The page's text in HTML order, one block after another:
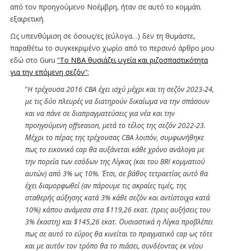
από τον προηγούμενο Νοέμβρη, ήταν σε αυτό το κομμάτι
εξαιρετική.
Ως υπενθύμιση σε όσους/ες (εύλογα…) δεν τη θυμάστε,
παραθέτω το συγκεκριμένο χωρίο από το περσινό άρθρο μου
εδώ στο Guru “To NBA θυσιάζει υγεία και ριζοσπαστικότητα
για την επόμενη σεζόν”:
“H τρέχουσα 2016 CBA έχει ισχύ μέχρι και τη σεζόν 2023-24,
με τις δύο πλευρές να διατηρούν δικαίωμα να την σπάσουν
και να πάνε σε διαπραγματεύσεις για νέα και την
προηγούμενη offseason, μετά το τέλος της σεζόν 2022-23.
Μέχρι το πέρας της τρέχουσας CBA λοιπόν, συμφωνήθηκε
πως το εικονικό cap θα αυξάνεται κάθε χρόνο ανάλογα με
την πορεία των εσόδων της Λίγκας (και του BRI κομματιού
αυτών) από 3% ως 10%. Έτσι, σε βάθος τετραετίας αυτό θα
έχει διαμορφωθεί (αν πάρουμε τις ακραίες τιμές, της
σταθερής αύξησης κατά 3% κάθε σεζόν και αντίστοιχα κατά
10%) κάπου ανάμεσα στα $119,26 εκατ. (τρεις αυξήσεις του
3% έκαστη) και $145,26 εκατ. Ουσιαστικά η Λίγκα προβλέπει
πως σε αυτό το εύρος θα κινείται το πραγματικό cap ως τότε
και με αυτόν τον τρόπο θα το πιάσει, συνδέοντας εκ νέου